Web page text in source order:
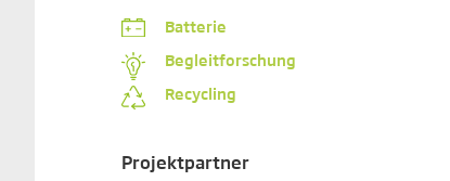
Batterie
Begleitforschung
Recycling
Projektpartner